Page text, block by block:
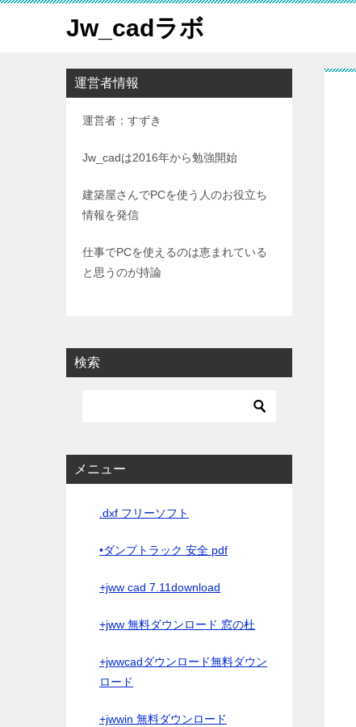
Jw_cadラボ
運営者情報
運営者：すずき
Jw_cadは2016年から勉強開始
建築屋さんでPCを使う人のお役立ち
情報を発信
仕事でPCを使えるのは恵まれている
と思うのが持論
検索
メニュー
.dxf フリーソフト
•ダンプトラック 安全 pdf
+jww cad 7.11download
+jww 無料ダウンロード 窓の杜
+jwwcadダウンロード無料ダウン
ロード
+jwwin 無料ダウンロード